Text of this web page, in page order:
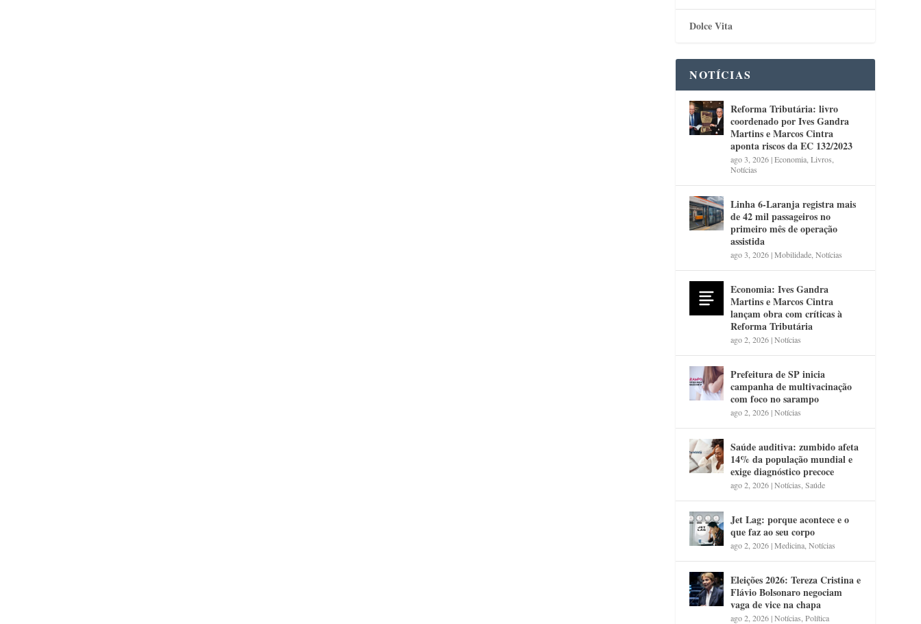
Dolce Vita
NOTÍCIAS
Reforma Tributária: livro
coordenado por Ives Gandra
Martins e Marcos Cintra
aponta riscos da EC 132/2023
ago 3, 2026|Economia ,Livros
Notícias
Linha 6-Laranja registra mais
de 42 mil passageiros no
primeiro mês de operação
assistida
ago 3, 2026|Mobilidade ,Notícias
Economia: Ives Gandra
Martins e Marcos Cintra
lançam obra com críticas à
Reforma Tributária
ago 2, 2026|Notícias
Prefeitura de SP inicia
campanha de multivacinação
com foco no sarampo
ago 2, 2026|Notícias
Saúde auditiva: zumbido afeta
14% da população mundial e
exige diagnóstico precoce
ago 2, 2026|Notícias ,Saúde
Jet Lag: porque acontece e o
que faz ao seu corpo
ago 2, 2026|Medicina ,Notícias
Eleições 2026: Tereza Cristina e
Flávio Bolsonaro negociam
vaga de vice na chapa
ago 2, 2026|Notícias ,Política